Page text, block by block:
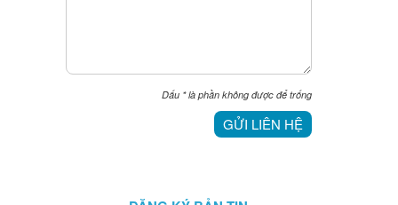
Dấu *là phần không được để trống
GỬI LIÊN HỆ